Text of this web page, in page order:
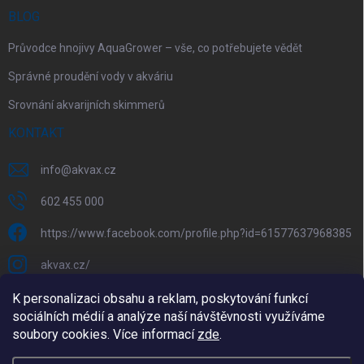
K personalizaci obsahu a reklam, poskytování funkcí
sociálních médií a analýze naší návštěvnosti využíváme
soubory cookies. Více informací zde.
BLOG
Průvodce hnojivy AquaGrower – vše, co potřebujete vědět
Správné proudění vody v akváriu
Srovnání akvarijních skimmerů
KONTAKT
info@akvax.cz
602 455 000
https://www.facebook.com/profile.php?id=61577637968385
akvax.cz/
602 455 000
@akvax_cz